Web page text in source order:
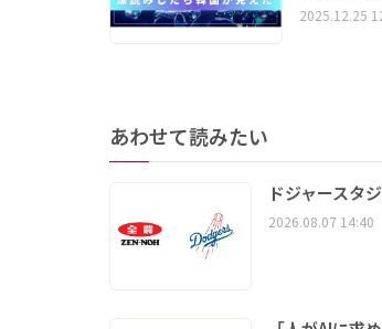
2025.12.25
あわせて読みたい
ドジャースタ
2026.08.07 14:40